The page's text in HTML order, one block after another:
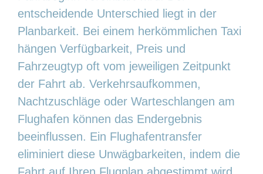
entscheidende Unterschied liegt in der
Planbarkeit. Bei einem herkömmlichen Taxi
hängen Verfügbarkeit, Preis und
Fahrzeugtyp oft vom jeweiligen Zeitpunkt
der Fahrt ab. Verkehrsaufkommen,
Nachtzuschläge oder Warteschlangen am
Flughafen können das Endergebnis
beeinflussen. Ein Flughafentransfer
eliminiert diese Unwägbarkeiten, indem die